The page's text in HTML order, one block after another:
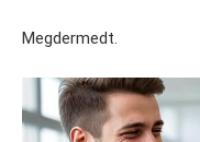
Megdermedt.